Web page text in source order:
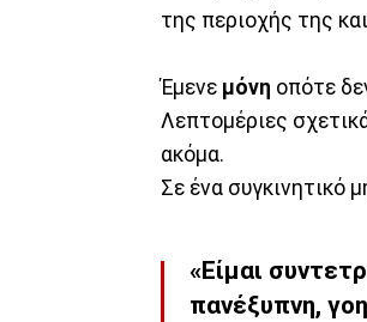
της περιοχής της
Έμενε μόνη οπότε
Λεπτομέριες
ακόμα.
Σε ένα συγκινητικό
«Είμαι
πανέξυπνη,